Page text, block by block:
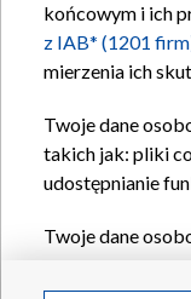
końcowym i ich
z IAB* (1201
mierzenia ich
Twoje dane
takich jak: pliki
udostępnianie
Twoje dane
Partnerów TVP